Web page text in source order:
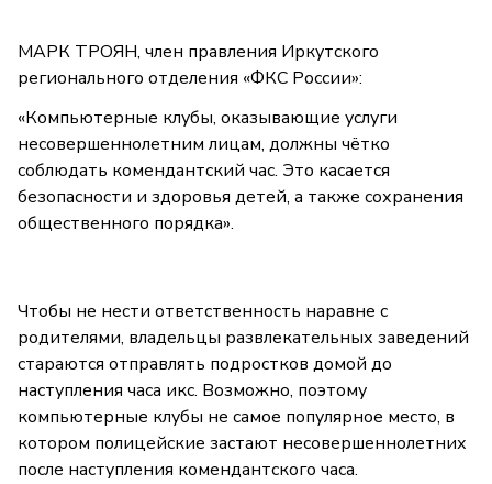
МАРК ТРОЯН, член правления Иркутского
регионального отделения «ФКС России»:
«Компьютерные клубы, оказывающие услуги
несовершеннолетним лицам, должны чётко
соблюдать комендантский час. Это касается
безопасности и здоровья детей, а также сохранения
общественного порядка».
Чтобы не нести ответственность наравне с
родителями, владельцы развлекательных заведений
стараются отправлять подростков домой до
наступления часа икс. Возможно, поэтому
компьютерные клубы не самое популярное место, в
котором полицейские застают несовершеннолетних
после наступления комендантского часа.